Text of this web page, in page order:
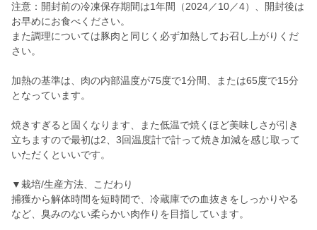
注意：開封前の冷凍保存期間は1年間（2024／10／4）、開封後は
お早めにお食べください。
また調理については豚肉と同じく必ず加熱してお召し上がりくだ
さい。
加熱の基準は、肉の内部温度が75度で1分間、または65度で15分
となっています。
焼きすぎると固くなります、また低温で焼くほど美味しさが引き
立ちますので最初は2、3回温度計で計って焼き加減を感じ取って
いただくといいです。
▼栽培/生産方法、こだわり
捕獲から解体時間を短時間で、冷蔵庫での血抜きをしっかりやる
など、臭みのない柔らかい肉作りを目指しています。